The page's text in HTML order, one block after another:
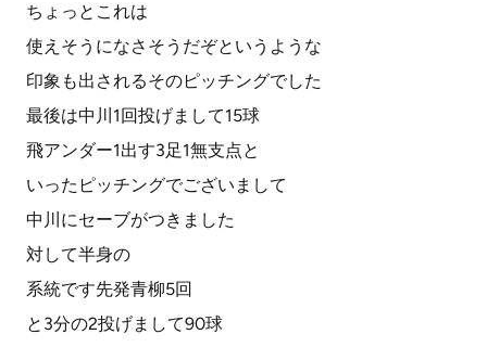
ちょっとこれは
使えそうになさそうだぞというような
印象も出されるそのピッチングでした
最後は中川1回投げまして15球
飛アンダー1出す3足1無支点と
いったピッチングでございまして
中川にセーブがつきました
対して半身の
系統です先発青柳5回
と3分の2投げまして90球